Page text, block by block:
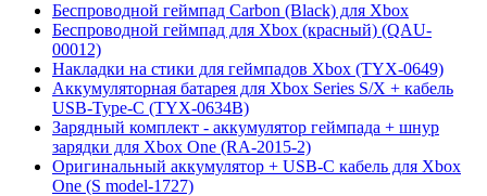
Беспроводной геймпад Carbon (Black) для Xbox
Беспроводной геймпад для Xbox (красный) (QAU-
00012)
Накладки на стики для геймпадов Xbox (TYX-0649)
Аккумуляторная батарея для Xbox Series S/X + кабель
USB-Type-C (TYX-0634B)
Зарядный комплект - аккумулятор геймпада + шнур
зарядки для Xbox One (RA-2015-2)
Оригинальный аккумулятор + USB-C кабель для Xbox
One (S model-1727)